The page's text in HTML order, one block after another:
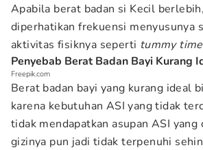
Apabila berat badan si Kecil
diperhatikan frekuensi menyusunya
aktivitas fisiknya seperti tummy
Penyebab Berat Badan Bayi Kurang
Freepik.com
Berat badan bayi yang kurang ideal
karena kebutuhan ASI yang tidak
tidak mendapatkan asupan ASI yang
gizinya pun jadi tidak terpenuhi